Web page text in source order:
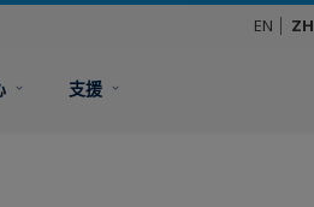
EN ZH
支援